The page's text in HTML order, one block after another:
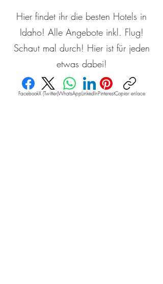
Hier findet ihr die besten Hotels in
Idaho! Alle Angebote inkl. Flug!
Schaut mal durch! Hier ist für jeden
etwas dabei!
FacebookX (Twitter)WhatsAppLinkedInPinterestCopiar enlace